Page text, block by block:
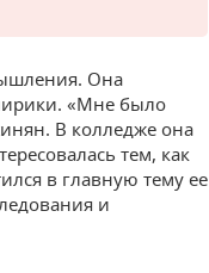
Она
«Мне было
В колледже она
тем, как
в главную тему ее
и